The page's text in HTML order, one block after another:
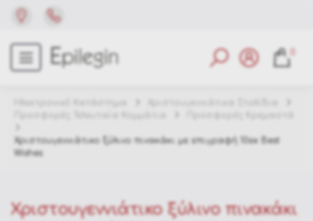
Χριστουγεννιάτικο ξύλινο πινακάκι με επιγραφή 10εκ Best
Wishes
Χριστουγεννιάτικο ξύλινο πινακάκι